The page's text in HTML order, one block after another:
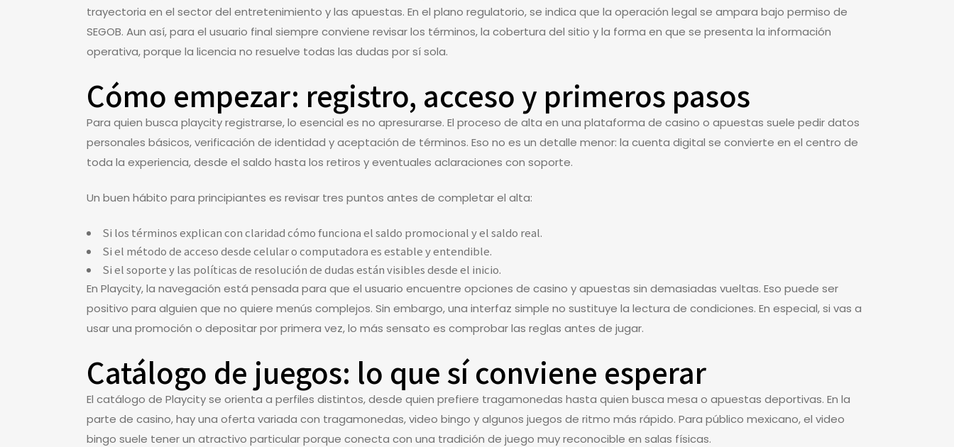
trayectoria en el sector del entretenimiento y las apuestas. En el plano regulatorio, se indica que la operación legal se ampara bajo permiso de
SEGOB. Aun así, para el usuario final siempre conviene revisar los términos, la cobertura del sitio y la forma en que se presenta la información
operativa, porque la licencia no resuelve todas las dudas por sí sola.
Cómo empezar: registro, acceso y primeros pasos
Para quien busca playcity registrarse, lo esencial es no apresurarse. El proceso de alta en una plataforma de casino o apuestas suele pedir datos
personales básicos, verificación de identidad y aceptación de términos. Eso no es un detalle menor: la cuenta digital se convierte en el centro de
toda la experiencia, desde el saldo hasta los retiros y eventuales aclaraciones con soporte.
Un buen hábito para principiantes es revisar tres puntos antes de completar el alta:
Si los términos explican con claridad cómo funciona el saldo promocional y el saldo real.
Si el método de acceso desde celular o computadora es estable y entendible.
Si el soporte y las políticas de resolución de dudas están visibles desde el inicio.
En Playcity, la navegación está pensada para que el usuario encuentre opciones de casino y apuestas sin demasiadas vueltas. Eso puede ser
positivo para alguien que no quiere menús complejos. Sin embargo, una interfaz simple no sustituye la lectura de condiciones. En especial, si vas a
usar una promoción o depositar por primera vez, lo más sensato es comprobar las reglas antes de jugar.
Catálogo de juegos: lo que sí conviene esperar
El catálogo de Playcity se orienta a perfiles distintos, desde quien prefiere tragamonedas hasta quien busca mesa o apuestas deportivas. En la
parte de casino, hay una oferta variada con tragamonedas, video bingo y algunos juegos de ritmo más rápido. Para público mexicano, el video
bingo suele tener un atractivo particular porque conecta con una tradición de juego muy reconocible en salas físicas.